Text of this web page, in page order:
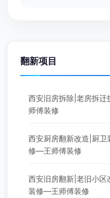
翻新项目
西安旧房拆除|老房拆
师傅装修
西安厨房翻新改造|厨
修—王师傅装修
西安旧房翻新|老旧小
装修—王师傅装修